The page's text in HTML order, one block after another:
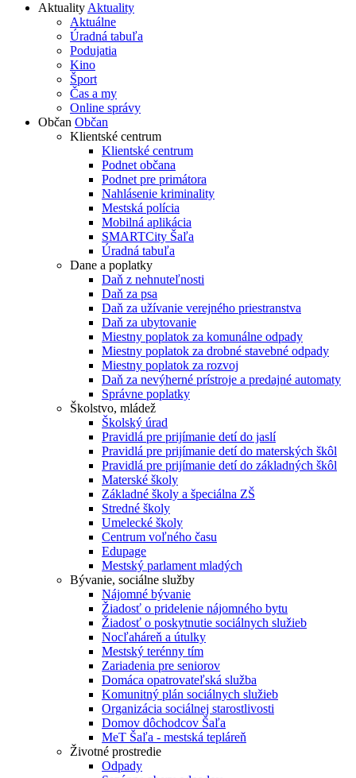
AktualityAktuality
Aktuálne
Úradná tabuľa
Podujatia
Kino
Šport
Čas a my
Online správy
Občan Občan
Klientské centrum
Klientské centrum
Podnet občana
Podnet pre primátora
Nahlásenie kriminality
Mestská polícia
Mobilná aplikácia
SMARTCity Šaľa
Úradná tabuľa
Dane a poplatky
Daň z nehnuteľnosti
Daň za psa
Daň za užívanie verejného priestranstva
Daň za ubytovanie
Miestny poplatok za komunálne odpady
Miestny poplatok za drobné stavebné odpady
Miestny poplatok za rozvoj
Daň za nevýherné prístroje a predajné automaty
Správne poplatky
Školstvo, mládež
Školský úrad
Pravidlá pre prijímanie detí do jaslí
Pravidlá pre prijímanie detí do materských škôl
Pravidlá pre prijímanie detí do základných škôl
Materské školy
Základné školy a špeciálna ZŠ
Stredné školy
Umelecké školy
Centrum voľného času
Edupage
Mestský parlament mladých
Bývanie, sociálne služby
Nájomné bývanie
Žiadosť o pridelenie nájomného bytu
Žiadosť o poskytnutie sociálnych služieb
Nocľaháreň a útulky
Mestský terénny tím
Zariadenia pre seniorov
Domáca opatrovateľská služba
Komunitný plán sociálnych služieb
Organizácia sociálnej starostlivosti
Domov dôchodcov Šaľa
MeT Šaľa - mestská tepláreň
Životné prostredie
Odpady